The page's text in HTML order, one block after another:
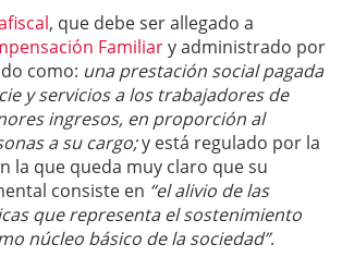
, que debe ser allegado a
Familiary administrado por
como: una prestación social pagada
y servicios a los trabajadores de
ingresos, en proporción al
a su cargo;y está regulado por la
la que queda muy claro que su
consiste en “el alivio de las
que representa el sostenimiento
núcleo básico de la sociedad”.